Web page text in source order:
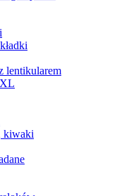
lentikularem
kiwaki